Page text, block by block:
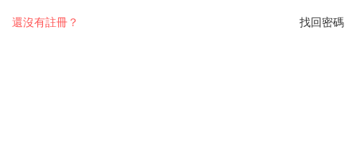
找回密碼
還沒有註冊？